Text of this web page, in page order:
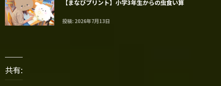
【まなびプリント】小学3年生からの虫食い算
投稿: 2026年7月13日
共有: